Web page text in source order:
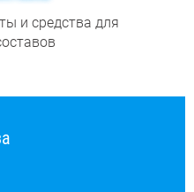
и средства для